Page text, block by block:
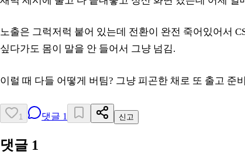
노출은 그럭저럭 붙어 있는데 전환이 완전 죽어있어서
싶다가도 몸이 말을 안 들어서 그냥 넘김.
이럴 때 다들 어떻게 버팀? 그냥 피곤한 채로 또 출고 준
1 댓글 1 신고
댓글 1